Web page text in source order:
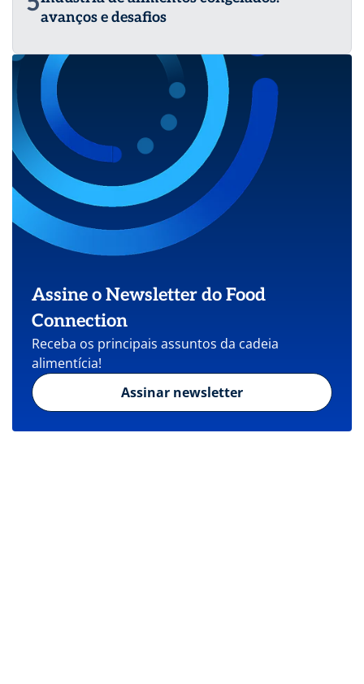
avanços e desafios
Assine o Newsletter do Food
Connection
Receba os principais assuntos da cadeia
alimentícia!
Assinar newsletter